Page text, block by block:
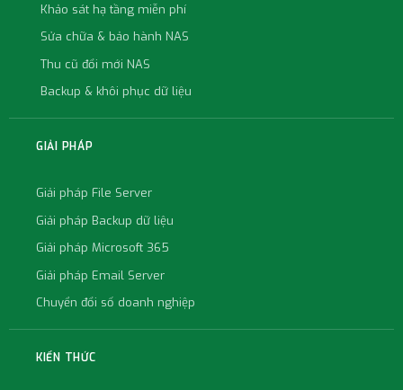
Khảo sát hạ tầng miễn phí
Sửa chữa & bảo hành NAS
Thu cũ đổi mới NAS
Backup & khôi phục dữ liệu
GIẢI PHÁP
Giải pháp File Server
Giải pháp Backup dữ liệu
Giải pháp Microsoft 365
Giải pháp Email Server
Chuyển đổi số doanh nghiệp
KIẾN THỨC